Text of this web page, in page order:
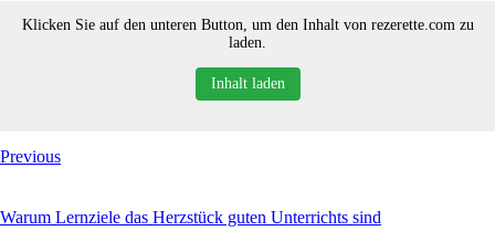
Klicken Sie auf den unteren Button, um den Inhalt von rezerette.com zu
laden.
Inhalt laden
Previous
Warum Lernziele das Herzstück guten Unterrichts sind